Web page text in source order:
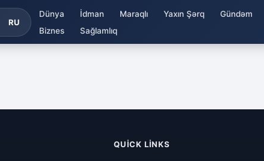
RU
Dünya İdman Maraqlı Yaxın Şərq Gündəm
Biznes
Sağlamlıq
QUICK LINKS